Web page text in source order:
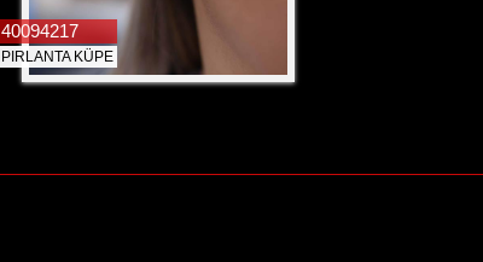
40094217
PIRLANTA KÜPE